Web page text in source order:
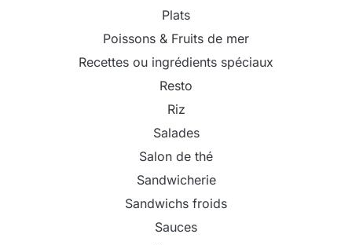
Plats
Poissons & Fruits de mer
Recettes ou ingrédients spéciaux
Resto
Riz
Salades
Salon de thé
Sandwicherie
Sandwichs froids
Sauces